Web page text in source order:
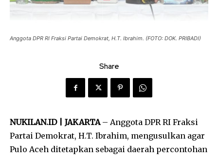
Anggota DPR RI Fraksi Partai Demokrat, H.T. Ibrahim. (FOTO: DOK. PRIBADI)
Share
NUKILAN.ID | JAKARTA– Anggota DPR RI Fraksi
Partai Demokrat, H.T. Ibrahim, mengusulkan agar
Pulo Aceh ditetapkan sebagai daerah percontohan